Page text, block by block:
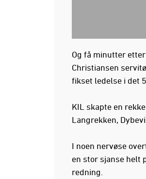
Og få minutter
Christiansen
fikset ledelse i det
KIL skapte en
Langrekken,
I noen nervøse
en stor sjanse helt
redning.